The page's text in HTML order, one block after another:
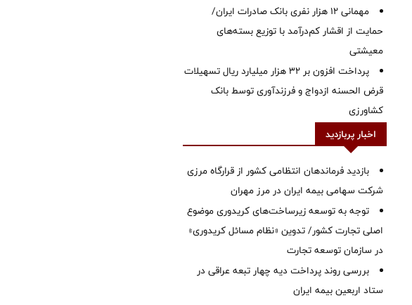
مهمانی ۱۲ هزار نفری بانک صادرات ایران/
حمایت از اقشار کم‌درآمد با توزیع بسته‌های
معیشتی
پرداخت افزون بر 32 هزار میلیارد ریال تسهیلات
قرض الحسنه ازدواج و فرزندآوری توسط بانک
کشاورزی
اخبار پربازدید
بازدید فرماندهان انتظامی کشور از قرارگاه مرزی
شرکت سهامی بیمه ایران در مرز مهران
توجه به توسعه زیرساخت‌های کریدوری موضوع
اصلی تجارت کشور/ تدوین «نظام مسائل کریدوری»
در سازمان توسعه تجارت
بررسی روند پرداخت دیه چهار تبعه عراقی در
ستاد اربعین بیمه ایران